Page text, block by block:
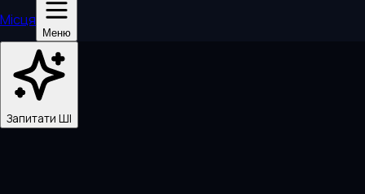
Місця
Меню
Запитати ШІ